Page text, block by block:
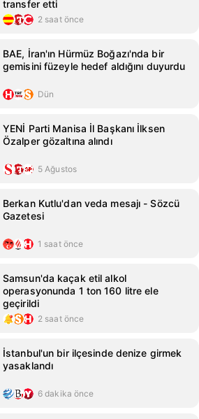
transfer etti
2 saat önce
BAE, İran'ın Hürmüz Boğazı'nda bir
gemisini füzeyle hedef aldığını duyurdu
Dün
YENİ Parti Manisa İl Başkanı İlksen
Özalper gözaltına alındı
5 Ağustos
Berkan Kutlu'dan veda mesajı - Sözcü
Gazetesi
1 saat önce
Samsun'da kaçak etil alkol
operasyonunda 1 ton 160 litre ele
geçirildi
2 saat önce
İstanbul'un bir ilçesinde denize girmek
yasaklandı
6 dakika önce